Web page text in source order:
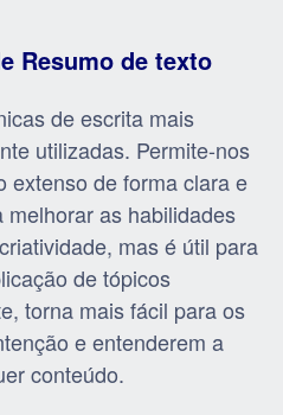
Resumo de texto
de escrita mais
utilizadas. Permite-nos
extenso de forma clara e
as habilidades
mas é útil para
de tópicos
torna mais fácil para os
e entenderem a
conteúdo.